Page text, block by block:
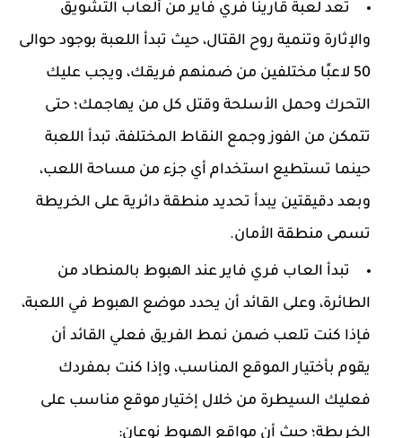
تُعد لعبة قارينا فري فاير من ألعاب التشويق
والإثارة وتنمية روح القتال، حيث تبدأ اللعبة بوجود حوالى
50 لاعبًا مختلفين من ضمنهم فريقك، ويجب عليك
التحرك وحمل الأسلحة وقتل كل من يهاجمك؛ حتى
تتمكن من الفوز وجمع النقاط المختلفة، تبدأ اللعبة
حينما تستطيع استخدام أي جزء من مساحة اللعب،
وبعد دقيقتين يبدأ تحديد منطقة دائرية على الخريطة
تسمى منطقة الأمان.
تبدأ العاب فري فاير عند الهبوط بالمنطاد من
الطائرة، وعلى القائد أن يحدد موضع الهبوط في اللعبة،
فإذا كنت تلعب ضمن نمط الفريق فعلي القائد أن
يقوم بأختيار الموقع المناسب، وإذا كنت بمفردك
فعليك السيطرة من خلال إختيار موقع مناسب على
الخريطة؛ حيث أن مواقع الهبوط نوعان: